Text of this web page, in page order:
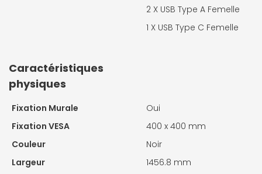
2 X USB Type A Femelle
1 X USB Type C Femelle
Caractéristiques
physiques
Fixation Murale
Oui
Fixation VESA
400 x 400 mm
Couleur
Noir
Largeur
1456.8 mm